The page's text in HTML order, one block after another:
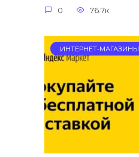
0 76.7к.
ИНТЕРНЕТ-МАГАЗИНЫ